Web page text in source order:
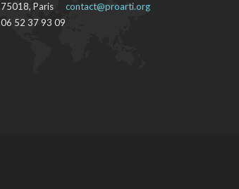
75018, Paris
06 52 37 93 09
contact@proarti.org